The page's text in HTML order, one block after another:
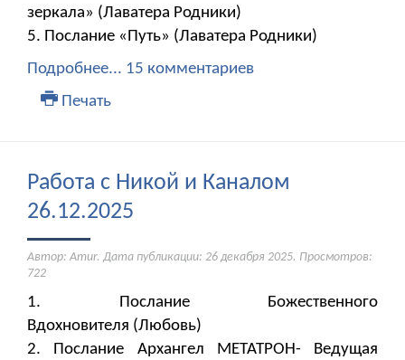
зеркала» (Лаватера Родники)
5. Послание «Путь» (Лаватера Родники)
Подробнее... 15 комментариев
Печать
Работа с Никой и Каналом
26.12.2025
Автор: Amur. Дата публикации: 26 декабря 2025. Просмотров:
722
1. Послание Божественного
Вдохновителя (Любовь)
2. Послание Архангел МЕТАТРОН- Ведущая